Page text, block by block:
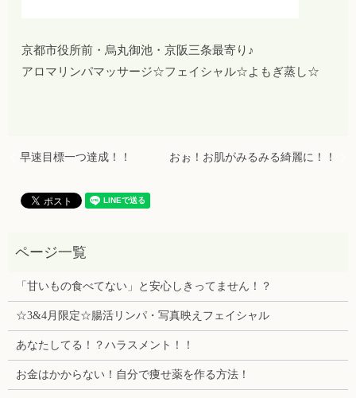
京都市役所前・烏丸御池・京阪三条最寄り♪
アロマリンパマッサージ☆フェイシャル☆よもぎ蒸し☆
早速目標一つ達成！！ おぉ！お肌がみるみる綺麗に！！
「甘いもの食べてない」と安心しきってません！？
☆3&4月限定☆腸活リンパ・写真映えフェイシャル
あなたしてる！？ハラスメント！！
お金はかからない！自分で痩せ薬を作る方法！